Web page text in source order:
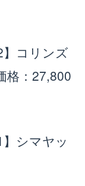
】コリンズ
格：27,800
】シマヤッ